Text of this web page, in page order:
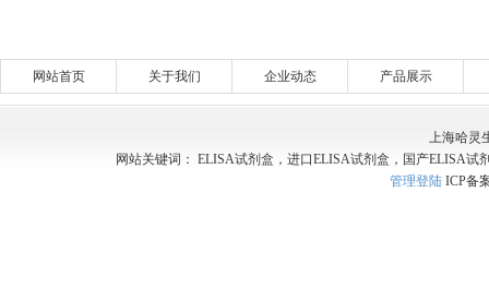
网站首页 关于我们 企业动态 产品展示
上海哈灵
网站关键词： ELISA试剂盒，进口ELISA试剂盒，国产ELISA
管理登陆 ICP备